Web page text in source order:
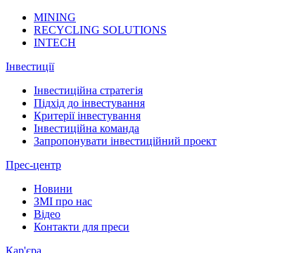
MINING
RECYCLING SOLUTIONS
INTECH
Інвестиції
Інвестиційна стратегія
Підхід до інвестування
Критерії інвестування
Інвестиційна команда
Запропонувати інвестиційний проект
Прес-центр
Новини
ЗМІ про нас
Відео
Контакти для преси
Кар'єра